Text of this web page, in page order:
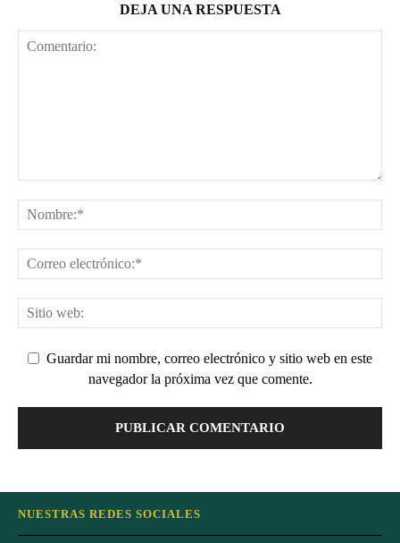
DEJA UNA RESPUESTA
Guardar mi nombre, correo electrónico y sitio web en este
navegador la próxima vez que comente.
NUESTRAS REDES SOCIALES